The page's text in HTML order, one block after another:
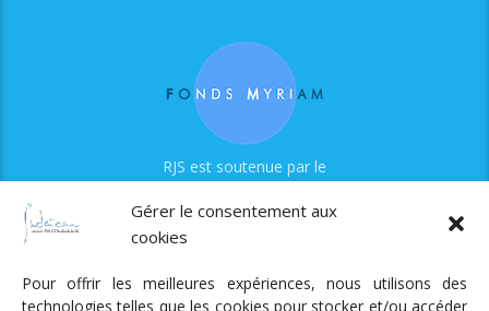
Gérer le consentement aux
cookies
Pour offrir les meilleures expériences, nous utilisons des
technologies telles que les cookies pour stocker et/ou accéder
RJS est soutenue par le